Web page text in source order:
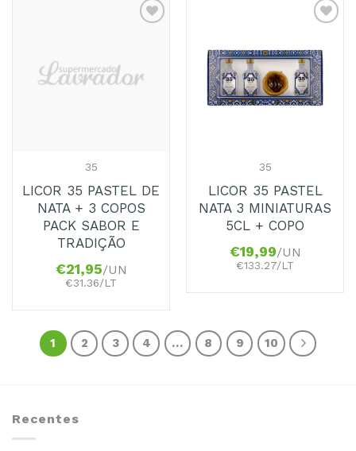
Favoritos
35
LICOR 35 PASTEL DE
NATA + 3 COPOS
PACK SABOR E
TRADIÇÃO
€21,95/UN
€31.36/LT
aos
Favoritos
35
LICOR 35 PASTEL
NATA 3 MINIATURAS
5CL + COPO
€19,99/UN
€133.27/LT
1 2 3 4 … 8 9 10
Recentes